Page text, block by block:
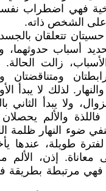
فهي اضطراب
على الشخص ذاته.
حسيتان تتعلقان
أسباب حدوثهما،
زالت الحالة.
ومتناقضتان
لذلك لا يبدأ
ولا يبدأ الثاني
والألم يحصلان
ضوء النهار ظلمة
طويلة، عندها
معاناة. إذن، الألم
فهي مرتبطة بطريقة